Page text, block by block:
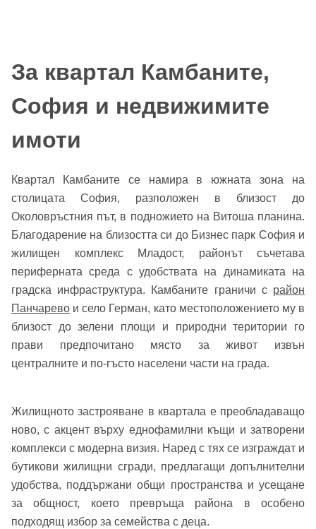
За квартал Камбаните,
София и недвижимите
имоти
Квартал Камбаните се намира в южната зона на
столицата София, разположен в близост до
Околовръстния път, в подножието на Витоша планина.
Благодарение на близостта си до Бизнес парк София и
жилищен комплекс Младост, районът съчетава
периферната среда с удобствата на динамиката на
градска инфраструктура. Камбаните граничи с район
Панчарево и село Герман, като местоположението му в
близост до зелени площи и природни територии го
прави предпочитано място за живот извън
централните и по-гъсто населени части на града.
Жилищното застрояване в квартала е преобладаващо
ново, с акцент върху еднофамилни къщи и затворени
комплекси с модерна визия. Наред с тях се изграждат и
бутикови жилищни сгради, предлагащи допълнителни
удобства, поддържани общи пространства и усещане
за общност, което превръща района в особено
подходящ избор за семейства с деца.